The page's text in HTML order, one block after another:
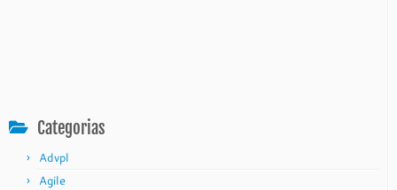
Categorias
Advpl
Agile